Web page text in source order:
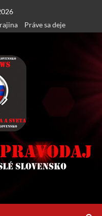
Práve sa deje